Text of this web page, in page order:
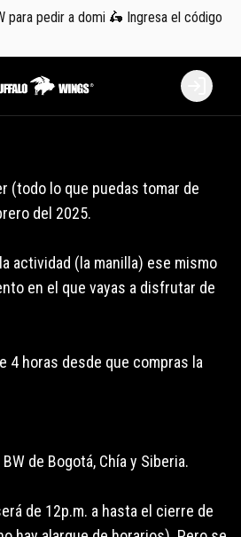
para pedir a domi 🛵 Ingresa el código
Login
(todo lo que puedas tomar de
del 2025.
actividad (la manilla) ese mismo
en el que vayas a disfrutar de
4 horas desde que compras la
de Bogotá, Chía y Siberia.
de 12p.m. a hasta el cierre de